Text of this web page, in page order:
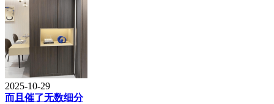
2025-10-29
而且催了无数细分